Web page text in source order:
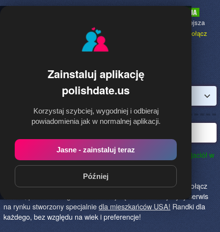
Zainstaluj aplikację
polishdate.us
Korzystaj szybciej, wygodniej i odbieraj
powiadomienia jak w normalnej aplikacji.
Jasne - zainstaluj teraz
Później
to najpopularniejsza
dołącz
PolishDate.us to najlepszy sposób na poznanie nowych przyjaciół w
Stanach Zjednoczonych!Określ czego szukasz i skończ z
samotnością! Znajdziesz tu osoby szukające miłości lub
przygody, chętne na randkę, imprezę i spotkanie na żywo! Dołącz
do nas, powiedz czego szukasz i daj się znaleźć! To jedyny serwis
na rynku stworzony specjalniedla mieszkańców USA!Randki dla
każdego, bez względu na wiek i preferencje!